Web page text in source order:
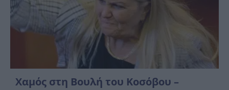
Χαμός στη Βουλή του Κοσόβου –